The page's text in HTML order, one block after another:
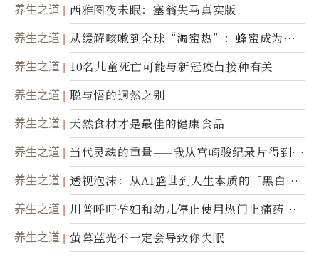
养生之道 西雅图夜未眠：塞翁失马真实版
养生之道
从缓解咳嗽到全球“淘蜜热”：蜂蜜成为健
康产业前沿商品
养生之道 10名儿童死亡可能与新冠疫苗接种有关
养生之道 聪与悟的迥然之别
养生之道 天然食材才是最佳的健康食品
养生之道
当代灵魂的重量——我从宫崎骏纪录片得到的
省思
养生之道
透视泡沫：从AI盛世到人生本质的「黑白一
瞬」
养生之道
川普呼吁孕妇和幼儿停止使用热门止痛药泰
诺
养生之道 萤幕蓝光不一定会导致你失眠